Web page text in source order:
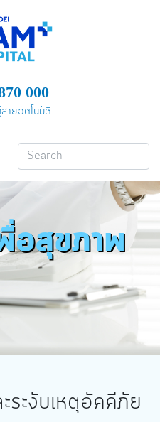
000
ายอัตโนมัติ
อสุขภาพ
ะงับเหตุอัคคีภัย